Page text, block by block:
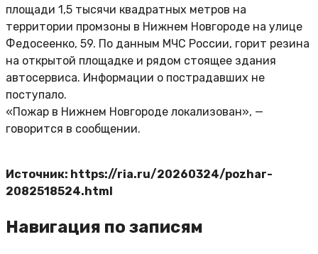
площади 1,5 тысячи квадратных метров на
территории промзоны в Нижнем Новгороде на улице
Федосеенко, 59. По данным МЧС России, горит резина
на открытой площадке и рядом стоящее здания
автосервиса. Информации о пострадавших не
поступало.
«Пожар в Нижнем Новгороде локализован», —
говорится в сообщении.
Источник: https://ria.ru/20260324/pozhar-
2082518524.html
Навигация по записям